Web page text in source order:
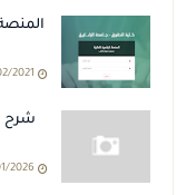
2021
2026